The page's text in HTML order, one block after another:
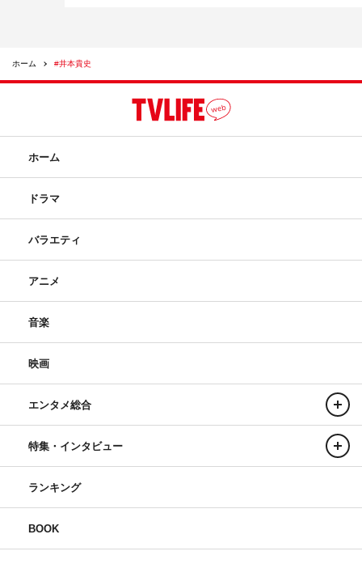
ホーム #井本貴史
ホーム
ドラマ
バラエティ
アニメ
音楽
映画
エンタメ総合
特集・インタビュー
ランキング
BOOK